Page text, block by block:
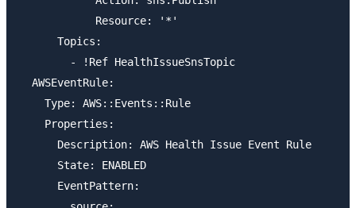
            Resource: '*'
      Topics:
        - !Ref HealthIssueSnsTopic
  AWSEventRule:
    Type: AWS::Events::Rule
    Properties:
      Description: AWS Health Issue Event Rule
      State: ENABLED
      EventPattern: